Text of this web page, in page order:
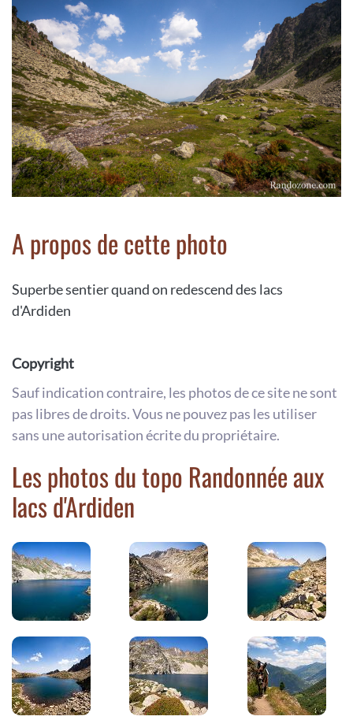
A propos de cette photo
Superbe sentier quand on redescend des lacs
d'Ardiden
Copyright
Sauf indication contraire, les photos de ce site ne sont
pas libres de droits. Vous ne pouvez pas les utiliser
sans une autorisation écrite du propriétaire.
Les photos du topo Randonnée aux
lacs d'Ardiden